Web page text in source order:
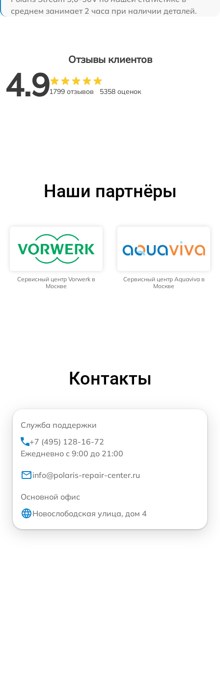
среднем занимает 2 часа при наличии деталей.
Отзывы клиентов
4.91799 отзывов 5358 оценок
Наши партнёры
Сервисный центр Vorwerk в
Москве
Сервисный центр Aquaviva в
Москве
Контакты
Служба поддержки
+7 (495) 128-16-72
Ежедневно с 9:00 до 21:00
info@polaris-repair-center.ru
Основной офис
Новослободская улица, дом 4